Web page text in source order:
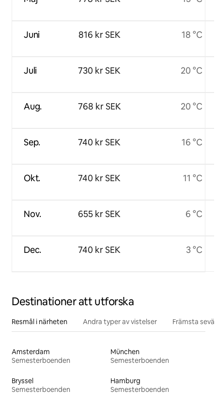
Juni
Juli
Aug.
Sep.
Okt.
Nov.
Dec.
816 kr SEK
730 kr SEK
768 kr SEK
740 kr SEK
740 kr SEK
655 kr SEK
740 kr SEK
18 °C
20 °C
20 °C
16 °C
11 °C
6 °C
3 °C
Destinationer att utforska
Resmål i närheten Andra typer av vistelser Främsta
Amsterdam
Semesterboenden
München
Semesterboenden
Bryssel
Semesterboenden
Hamburg
Semesterboenden